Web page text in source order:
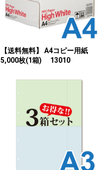
【送料無料】 A4コピー用紙
5,000枚(1箱) 13010